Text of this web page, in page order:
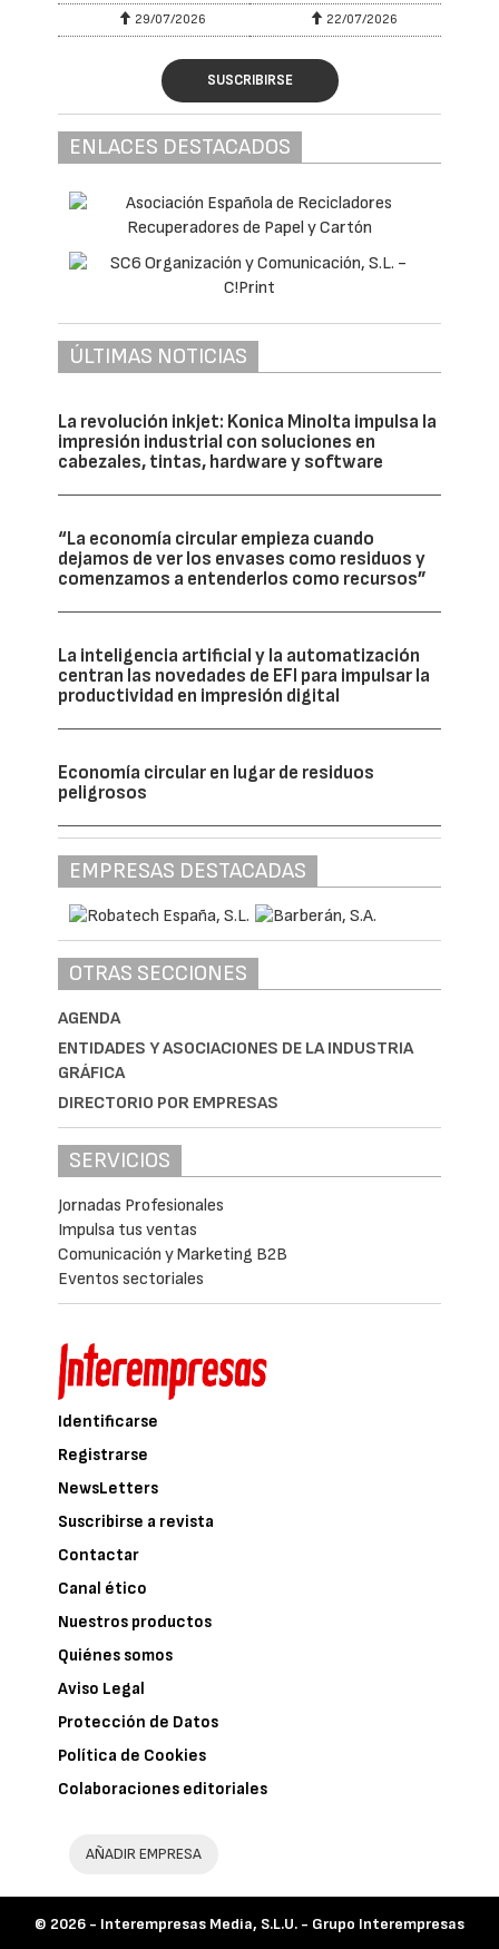
29/07/2026 22/07/2026
SUSCRIBIRSE
ENLACES DESTACADOS
ÚLTIMAS NOTICIAS
La revolución inkjet: Konica Minolta impulsa la
impresión industrial con soluciones en
cabezales, tintas, hardware y software
“La economía circular empieza cuando
dejamos de ver los envases como residuos y
comenzamos a entenderlos como recursos”
La inteligencia artificial y la automatización
centran las novedades de EFI para impulsar la
productividad en impresión digital
Economía circular en lugar de residuos
peligrosos
EMPRESAS DESTACADAS
OTRAS SECCIONES
AGENDA
ENTIDADES Y ASOCIACIONES DE LA INDUSTRIA
GRÁFICA
DIRECTORIO POR EMPRESAS
SERVICIOS
Jornadas Profesionales
Impulsa tus ventas
Comunicación y Marketing B2B
Eventos sectoriales
Identificarse
Registrarse
NewsLetters
Suscribirse a revista
Contactar
Canal ético
Nuestros productos
Quiénes somos
Aviso Legal
Protección de Datos
Política de Cookies
Colaboraciones editoriales
AÑADIR EMPRESA
© 2026 - Interempresas Media, S.L.U. - Grupo Interempresas